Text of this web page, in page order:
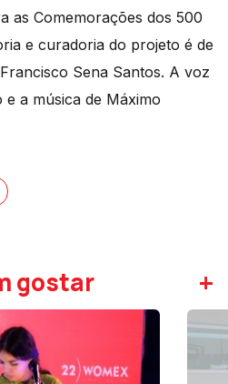
as Comemorações dos 500
e curadoria do projeto é de
Sena Santos. A voz
a música de Máximo
gostar +